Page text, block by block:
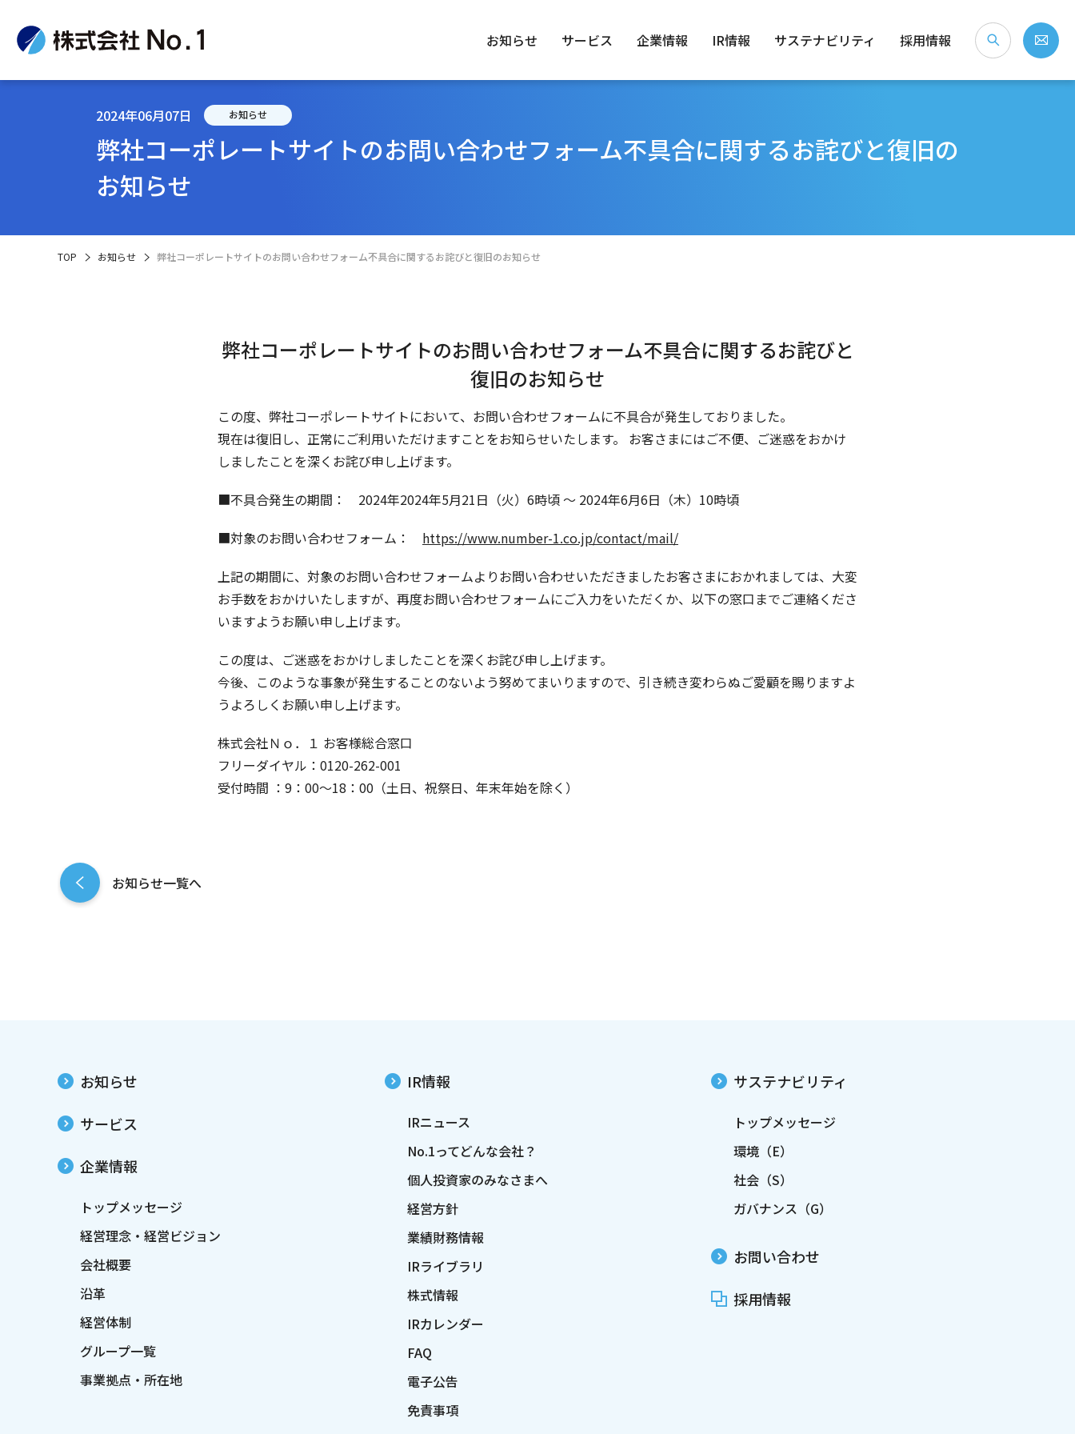
お知らせ サービス 企業情報
企業情報 トップメッセージ 経営理念・経営ビジョン 会社概要
沿革
IR情報
IR情報 IRニュース No.1ってどんな会社？
個人投資家のみなさまへ
サステナビリティ
サステナビリティ トップメッセージ 環境（E） 社会（S） ガバナンス（G）
採用情報
2024年06月07日 お知らせ
弊社コーポレートサイトのお問い合わせフォーム不具合に関するお詫びと復旧の
お知らせ
TOP お知らせ 弊社コーポレートサイトのお問い合わせフォーム不具合に関するお詫びと復旧のお知らせ
弊社コーポレートサイトのお問い合わせフォーム不具合に関するお詫びと
復旧のお知らせ
この度、弊社コーポレートサイトにおいて、お問い合わせフォームに不具合が発生しておりました。
現在は復旧し、正常にご利用いただけますことをお知らせいたします。 お客さまにはご不便、ご迷惑をおかけ
しましたことを深くお詫び申し上げます。
■不具合発生の期間： 2024年2024年5月21日（火）6時頃 ～ 2024年6月6日（木）10時頃
■対象のお問い合わせフォーム： https://www.number-1.co.jp/contact/mail/
上記の期間に、対象のお問い合わせフォームよりお問い合わせいただきましたお客さまにおかれましては、大変
お手数をおかけいたしますが、再度お問い合わせフォームにご入力をいただくか、以下の窓口までご連絡くださ
いますようお願い申し上げます。
この度は、ご迷惑をおかけしましたことを深くお詫び申し上げます。
今後、このような事象が発生することのないよう努めてまいりますので、引き続き変わらぬご愛顧を賜りますよ
うよろしくお願い申し上げます。
株式会社Ｎｏ．１ お客様総合窓口
フリーダイヤル：0120-262-001
受付時間 ：9：00～18：00（土日、祝祭日、年末年始を除く）
お知らせ一覧へ
お知らせ
サービス
企業情報
トップメッセージ
経営理念・経営ビジョン
会社概要
沿革
経営体制
グループ一覧
事業拠点・所在地
IR情報
IRニュース
No.1ってどんな会社？
個人投資家のみなさまへ
経営方針
業績財務情報
IRライブラリ
株式情報
IRカレンダー
FAQ
電子公告
免責事項
サステナビリティ
トップメッセージ
環境（E）
社会（S）
ガバナンス（G）
お問い合わせ
採用情報